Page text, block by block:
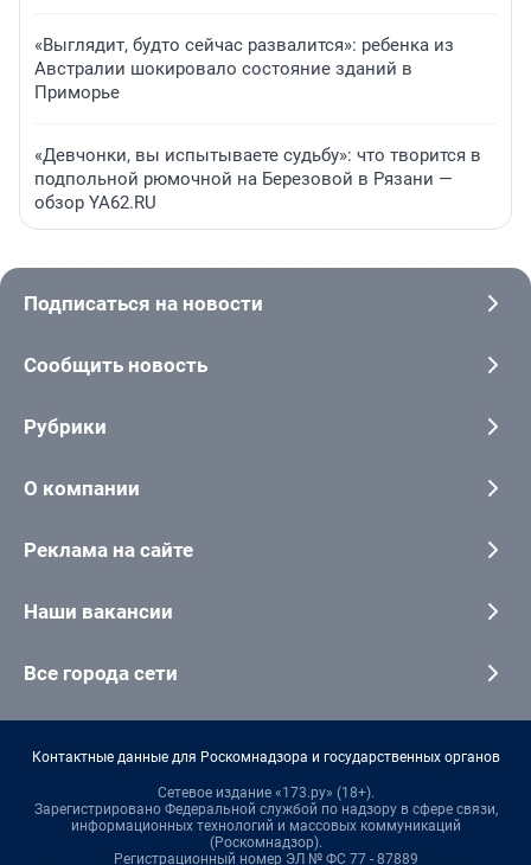
«Выглядит, будто сейчас развалится»: ребенка из
Австралии шокировало состояние зданий в
Приморье
«Девчонки, вы испытываете судьбу»: что творится в
подпольной рюмочной на Березовой в Рязани —
обзор YA62.RU
Подписаться на новости
Сообщить новость
Рубрики
О компании
Реклама на сайте
Наши вакансии
Все города сети
Контактные данные для Роскомнадзора и государственных органов
Сетевое издание «173.ру» (18+).
Зарегистрировано Федеральной службой по надзору в сфере связи,
информационных технологий и массовых коммуникаций
(Роскомнадзор).
Регистрационный номер ЭЛ № ФС 77 - 87889